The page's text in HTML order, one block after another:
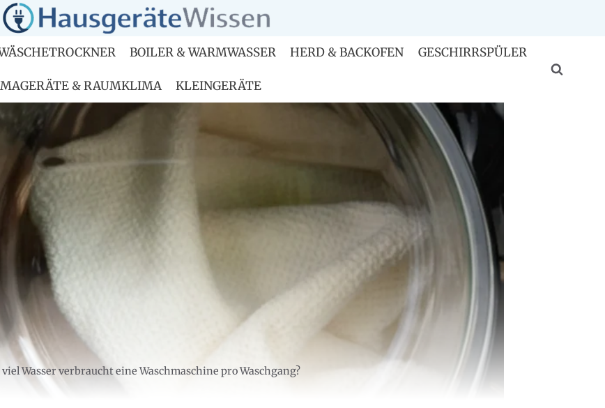
BOILER & WARMWASSER HERD & BACKOFEN GESCHIRRSPÜLER
& RAUMKLIMA KLEINGERÄTE
viel Wasser verbraucht eine Waschmaschine pro Waschgang?